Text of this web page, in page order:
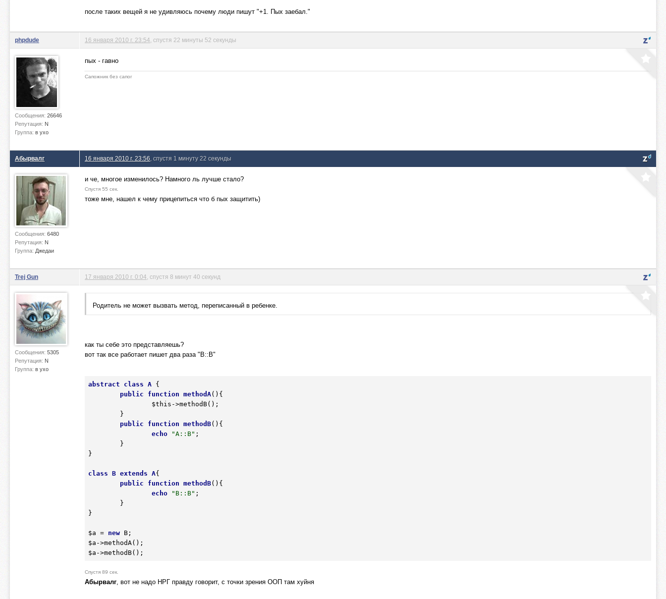
после таких вещей я не удивляюсь почему люди пишут "+1. Пых заебал."
phpdude
Сообщения: 26646
Репутация: N
Группа: в ухо
16 января 2010 г. 23:54 , спустя 22 минуты 52 секунды
пых - гавно
Сапожник без сапог
Абырвалг
Сообщения: 6480
Репутация: N
Группа: Джедаи
16 января 2010 г. 23:56 , спустя 1 минуту 22 секунды
и че, многое изменилось? Намного ль лучше стало?
Спустя 55 сек.
тоже мне, нашел к чему прицепиться что б пых защитить)
Trej Gun
Сообщения: 5305
Репутация: N
Группа: в ухо
17 января 2010 г. 0:04 , спустя 8 минут 40 секунд
Родитель не может вызвать метод, переписанный в ребенке.
как ты себе это представляешь?
вот так все работает пишет два раза "B::B"
abstract class A {
public
function methodA() {
$this ->methodB();
public
function methodB() {
echo
"A::B" ;
}
class B extends A{
public
function methodB() {
echo
"B::B" ;
}
$a = new
$a
$a ->methodB();
Спустя 89 сек.
Абырвалг, вот не надо НРГ правду говорит, с точки зрения ООП там хуйня